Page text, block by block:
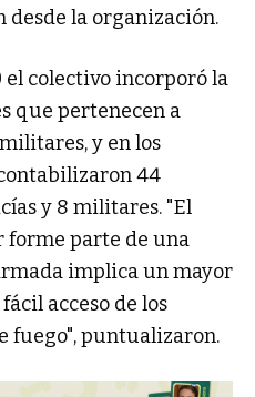
desde la organización.
el colectivo incorporó la
que pertenecen a
y en los
44
y 8 militares. "El
forme parte de una
implica un mayor
acceso de los
fuego", puntualizaron.